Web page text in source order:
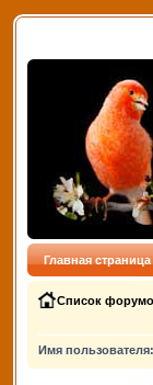
Главная страница
Список
Имя пользователя: